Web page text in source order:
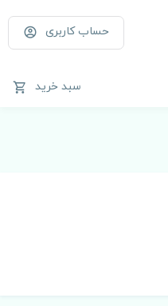
حساب کاربری
سبد خرید